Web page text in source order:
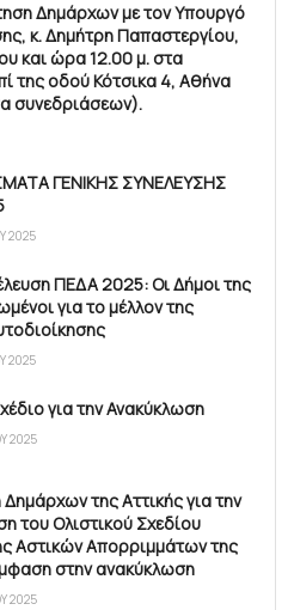
Δημάρχων με τον Υπουργό
κ. Δημήτρη Παπαστεργίου,
και ώρα 12.00 μ. στα
της οδού Κότσικα 4, Αθήνα
συνεδριάσεων).
ΓΕΝΙΚΗΣ ΣΥΝΕΛΕΥΣΗΣ
2025
ΠΕΔΑ 2025: Οι Δήμοι της
για το μέλλον της
2025
για την Ανακύκλωση
2025
της Αττικής για την
του Ολιστικού Σχεδίου
Αστικών Απορριμμάτων της
στην ανακύκλωση
2025